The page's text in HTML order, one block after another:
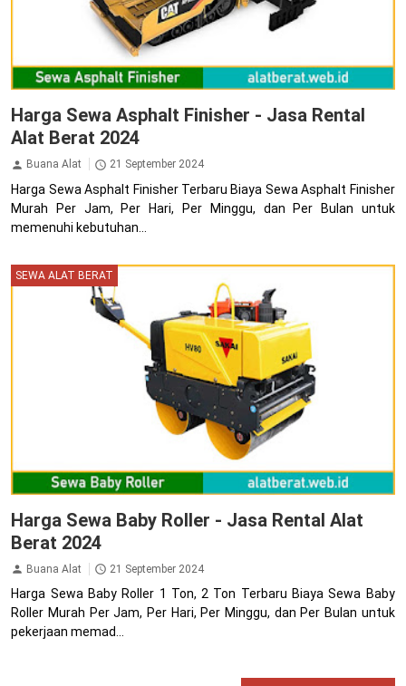
Harga Sewa Asphalt Finisher - Jasa Rental
Alat Berat 2024
Buana Alat 21 September 2024
Harga Sewa Asphalt Finisher Terbaru Biaya Sewa Asphalt Finisher
Murah Per Jam, Per Hari, Per Minggu, dan Per Bulan untuk
memenuhi kebutuhan...
SEWA ALAT BERAT
Harga Sewa Baby Roller - Jasa Rental Alat
Berat 2024
Buana Alat 21 September 2024
Harga Sewa Baby Roller 1 Ton, 2 Ton Terbaru Biaya Sewa Baby
Roller Murah Per Jam, Per Hari, Per Minggu, dan Per Bulan untuk
pekerjaan memad...